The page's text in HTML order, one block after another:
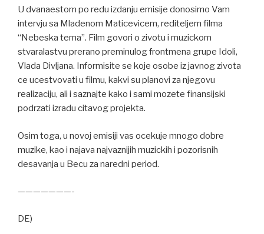
U dvanaestom po redu izdanju emisije donosimo Vam
intervju sa Mladenom Maticevicem, rediteljem filma
“Nebeska tema”. Film govori o zivotu i muzickom
stvaralastvu prerano preminulog frontmena grupe Idoli,
Vlada Divljana. Informisite se koje osobe iz javnog zivota
ce ucestvovati u filmu, kakvi su planovi za njegovu
realizaciju, ali i saznajte kako i sami mozete finansijski
podrzati izradu citavog projekta.
Osim toga, u novoj emisiji vas ocekuje mnogo dobre
muzike, kao i najava najvaznijih muzickih i pozorisnih
desavanja u Becu za naredni period.
———————-
DE)